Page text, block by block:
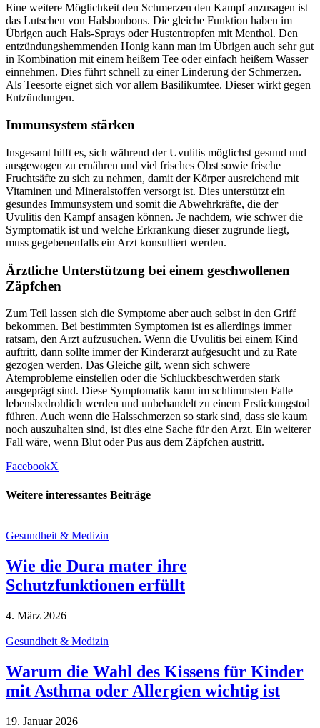
Eine weitere Möglichkeit den Schmerzen den Kampf anzusagen ist
das Lutschen von Halsbonbons. Die gleiche Funktion haben im
Übrigen auch Hals-Sprays oder Hustentropfen mit Menthol. Den
entzündungshemmenden Honig kann man im Übrigen auch sehr gut
in Kombination mit einem heißem Tee oder einfach heißem Wasser
einnehmen. Dies führt schnell zu einer Linderung der Schmerzen.
Als Teesorte eignet sich vor allem Basilikumtee. Dieser wirkt gegen
Entzündungen.
Immunsystem stärken
Insgesamt hilft es, sich während der Uvulitis möglichst gesund und
ausgewogen zu ernähren und viel frisches Obst sowie frische
Fruchtsäfte zu sich zu nehmen, damit der Körper ausreichend mit
Vitaminen und Mineralstoffen versorgt ist. Dies unterstützt ein
gesundes Immunsystem und somit die Abwehrkräfte, die der
Uvulitis den Kampf ansagen können. Je nachdem, wie schwer die
Symptomatik ist und welche Erkrankung dieser zugrunde liegt,
muss gegebenenfalls ein Arzt konsultiert werden.
Ärztliche Unterstützung bei einem geschwollenen
Zäpfchen
Zum Teil lassen sich die Symptome aber auch selbst in den Griff
bekommen. Bei bestimmten Symptomen ist es allerdings immer
ratsam, den Arzt aufzusuchen. Wenn die Uvulitis bei einem Kind
auftritt, dann sollte immer der Kinderarzt aufgesucht und zu Rate
gezogen werden. Das Gleiche gilt, wenn sich schwere
Atemprobleme einstellen oder die Schluckbeschwerden stark
ausgeprägt sind. Diese Symptomatik kann im schlimmsten Falle
lebensbedrohlich werden und unbehandelt zu einem Erstickungstod
führen. Auch wenn die Halsschmerzen so stark sind, dass sie kaum
noch auszuhalten sind, ist dies eine Sache für den Arzt. Ein weiterer
Fall wäre, wenn Blut oder Pus aus dem Zäpfchen austritt.
FacebookX
Weitere interessantes Beiträge
Gesundheit & Medizin
Wie die Dura mater ihre
Schutzfunktionen erfüllt
4. März 2026
Gesundheit & Medizin
Warum die Wahl des Kissens für Kinder
mit Asthma oder Allergien wichtig ist
19. Januar 2026